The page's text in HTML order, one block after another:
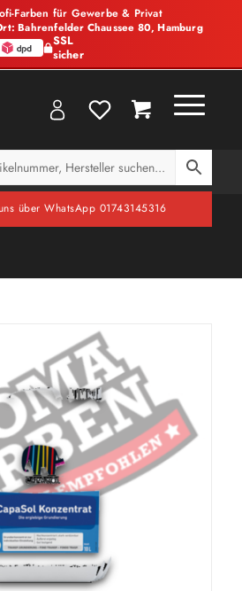
Farben für Gewerbe & Privat
Bahrenfelder Chaussee 80, Hamburg
SSL
sicher
über WhatsApp 01743145316